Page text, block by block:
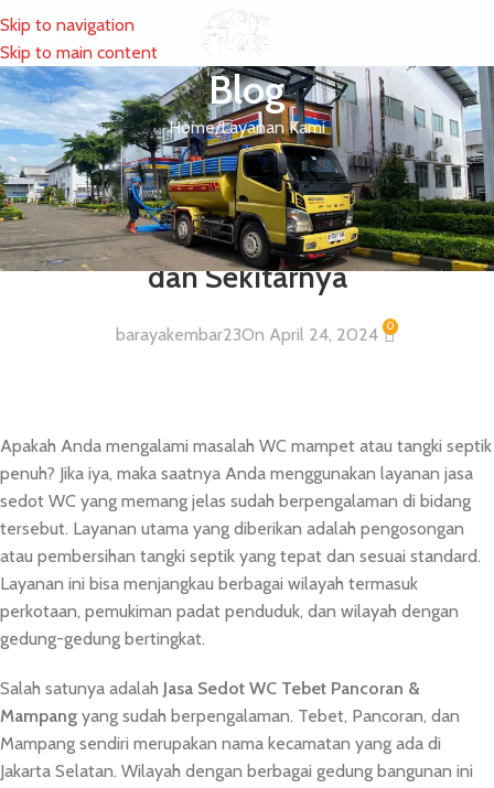
Skip to navigation
Skip to main content
MENU
Blog
Home Layanan Kami
LAYANAN KAMI
Layanan Sedot WC dan Tinja
Wilayah Tebet Pancoran & Mampang
dan Sekitarnya
barayakembar23On April 24, 2024 0
Apakah Anda mengalami masalah WC mampet atau tangki septik
penuh? Jika iya, maka saatnya Anda menggunakan layanan jasa
sedot WC yang memang jelas sudah berpengalaman di bidang
tersebut. Layanan utama yang diberikan adalah pengosongan
atau pembersihan tangki septik yang tepat dan sesuai standard.
Layanan ini bisa menjangkau berbagai wilayah termasuk
perkotaan, pemukiman padat penduduk, dan wilayah dengan
gedung-gedung bertingkat.
Salah satunya adalah Jasa Sedot WC Tebet Pancoran &
Mampang yang sudah berpengalaman. Tebet, Pancoran, dan
Mampang sendiri merupakan nama kecamatan yang ada di
Jakarta Selatan. Wilayah dengan berbagai gedung bangunan ini